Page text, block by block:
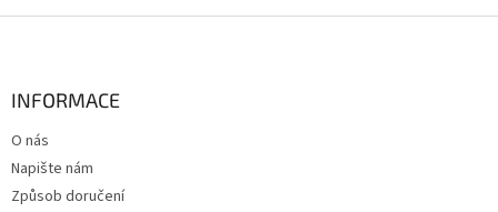
INFORMACE
O nás
Napište nám
Způsob doručení